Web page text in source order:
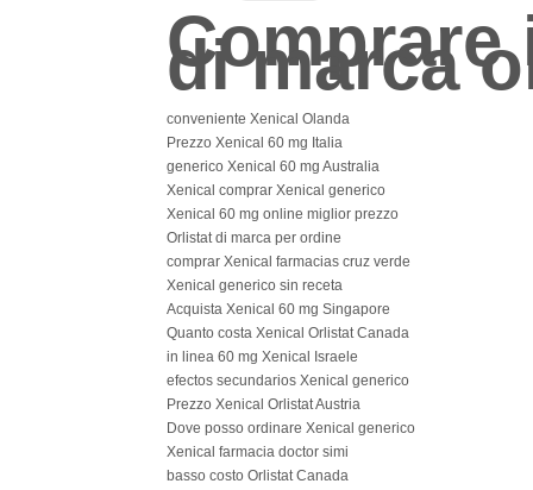
Comprare
di marca
conveniente Xenical Olanda
Prezzo Xenical 60 mg Italia
generico Xenical 60 mg Australia
Xenical comprar Xenical generico
Xenical 60 mg online miglior prezzo
Orlistat di marca per ordine
comprar Xenical farmacias cruz verde
Xenical generico sin receta
Acquista Xenical 60 mg Singapore
Quanto costa Xenical Orlistat Canada
in linea 60 mg Xenical Israele
efectos secundarios Xenical generico
Prezzo Xenical Orlistat Austria
Dove posso ordinare Xenical generico
Xenical farmacia doctor simi
basso costo Orlistat Canada